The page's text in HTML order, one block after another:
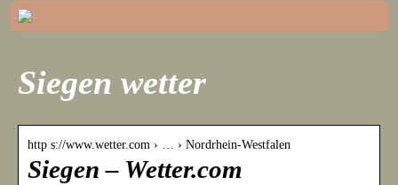
Siegen wetter
http s://www.wetter.com › … › Nordrhein-Westfalen
Siegen – Wetter.com